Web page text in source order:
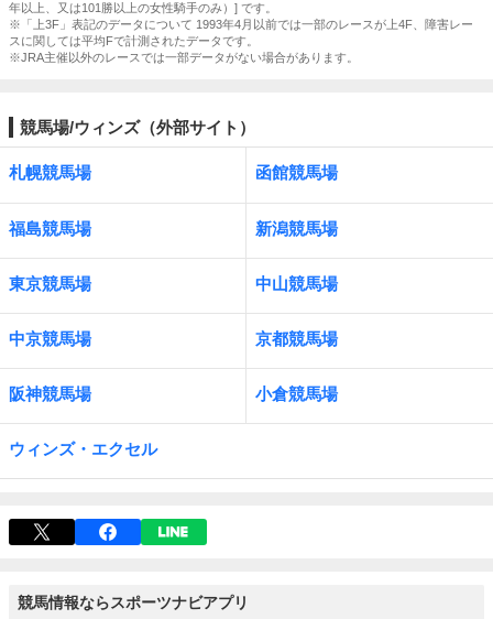
年以上、又は101勝以上の女性騎手のみ）] です。
※「上3F」表記のデータについて 1993年4月以前では一部のレースが上4F、障害レー
スに関しては平均Fで計測されたデータです。
※JRA主催以外のレースでは一部データがない場合があります。
競馬場/ウィンズ（外部サイト）
札幌競馬場 函館競馬場
福島競馬場 新潟競馬場
東京競馬場 中山競馬場
中京競馬場 京都競馬場
阪神競馬場 小倉競馬場
ウィンズ・エクセル
競馬情報ならスポーツナビアプリ